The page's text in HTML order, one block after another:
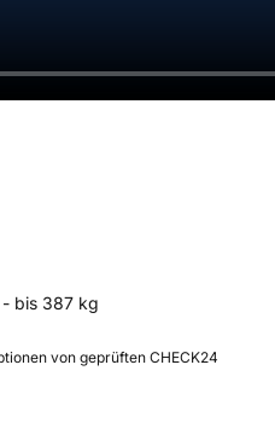
- bis 387 kg
von geprüften CHECK24